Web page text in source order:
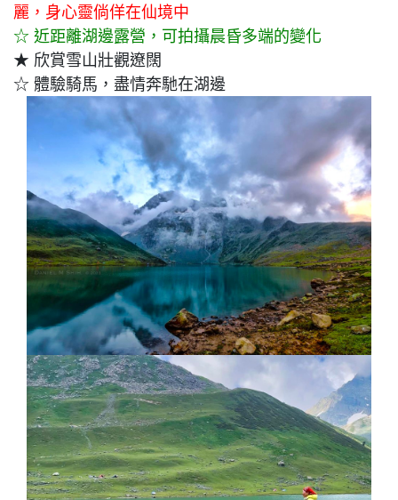
麗，身心靈倘佯在仙境中
☆ 近距離湖邊露營，可拍攝晨昏多端的變化
★ 欣賞雪山壯觀遼闊
☆ 體驗騎馬，盡情奔馳在湖邊